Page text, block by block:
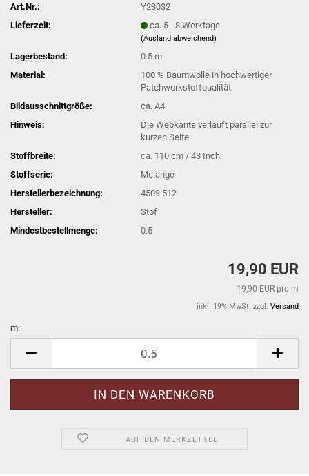
Art.Nr.:
Y23032
Lieferzeit:
ca. 5 - 8 Werktage
(Ausland abweichend)
Lagerbestand: 0.5 m
Material:
100 % Baumwolle in hochwertiger
Patchworkstoffqualität
Bildausschnittgröße:
ca. A4
Hinweis:
Die Webkante verläuft parallel zur
kurzen Seite.
Stoffbreite:
ca. 110 cm / 43 Inch
Stoffserie:
Melange
Herstellerbezeichnung:
4509 512
Hersteller:
Stof
Mindestbestellmenge:
0,5
19,90 EUR
19,90 EUR pro m
inkl. 19% MwSt. zzgl. Versand
m:
AUF DEN MERKZETTEL